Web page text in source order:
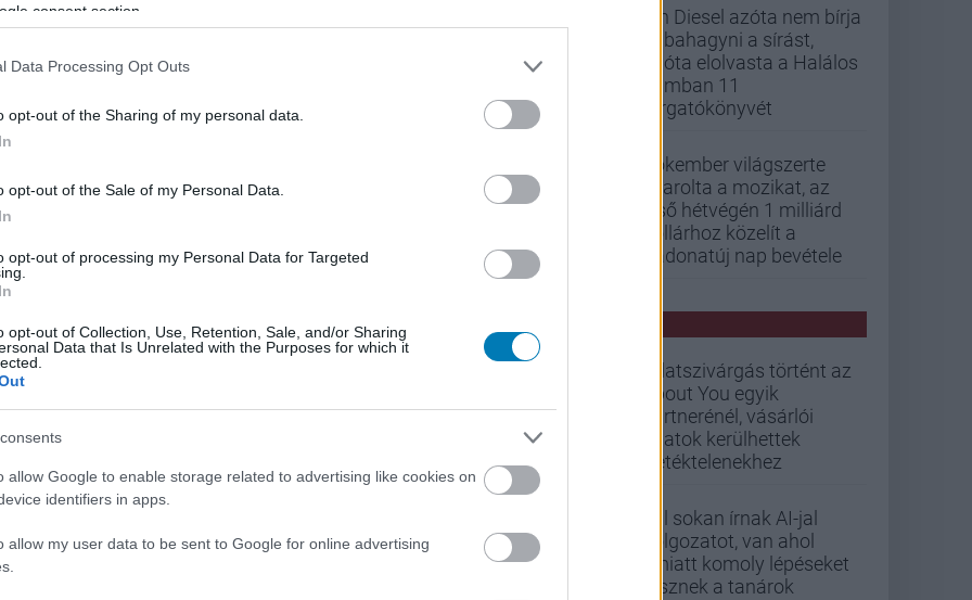
consent section.
Data Processing Opt Outs
opt-out of the Sharing of my personal data.
opt-out of the Sale of my Personal Data.
opt-out of processing my Personal Data for Targeted
opt-out of Collection, Use, Retention, Sale, and/or Sharing
Data that Is Unrelated with the Purposes for which it
allow Google to enable storage related to advertising like cookies on
identifiers in apps.
allow my user data to be sent to Google for online advertising
Vin Diesel azóta nem bírja
abbahagyni a sírást,
mióta elolvasta a Halálos
iramban 11
forgatókönyvét
Pókember világszerte
letarolta a mozikat, az
első hétvégén 1 milliárd
dollárhoz közelít a
Vadonatúj nap bevétele
Adatszivárgás történt az
About You egyik
partnerénél, vásárlói
adatok kerülhettek
illetéktelenekhez
Túl sokan írnak AI-jal
dolgozatot, van ahol
emiatt komoly lépéseket
tesznek a tanárok